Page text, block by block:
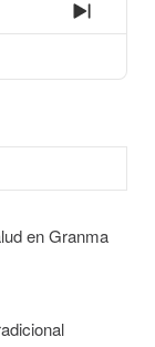
Next
en Granma